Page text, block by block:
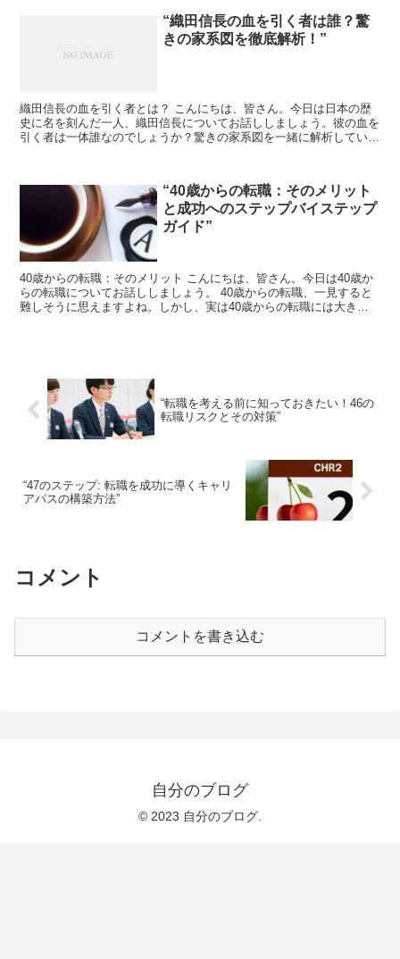
“織田信長の血を引く者は誰？驚
きの家系図を徹底解析！”
織田信長の血を引く者とは？ こんにちは、皆さん。今日は日本の歴
史に名を刻んだ一人、織田信長についてお話ししましょう。彼の血を
引く者は一体誰なのでしょうか？驚きの家系図を一緒に解析していき
“40歳からの転職：そのメリット
と成功へのステップバイステップ
ガイド”
40歳からの転職：そのメリット こんにちは、皆さん。今日は40歳か
らの転職についてお話ししましょう。 40歳からの転職、一見すると
難しそうに思えますよね。しかし、実は40歳からの転職には大きな
“転職を考える前に知っておきたい！46の
転職リスクとその対策”
“47のステップ: 転職を成功に導くキャリ
アパスの構築方法”
コメント
コメントを書き込む
自分のブログ
© 2023 自分のブログ.